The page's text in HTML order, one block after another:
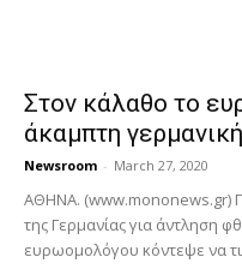
Στον κάλαθο το
άκαμπτη
Newsroom - March 27, 2020
ΑΘΗΝΑ. (www.mononews.gr)
της Γερμανίας για άντληση
ευρωομολόγου κόντεψε να